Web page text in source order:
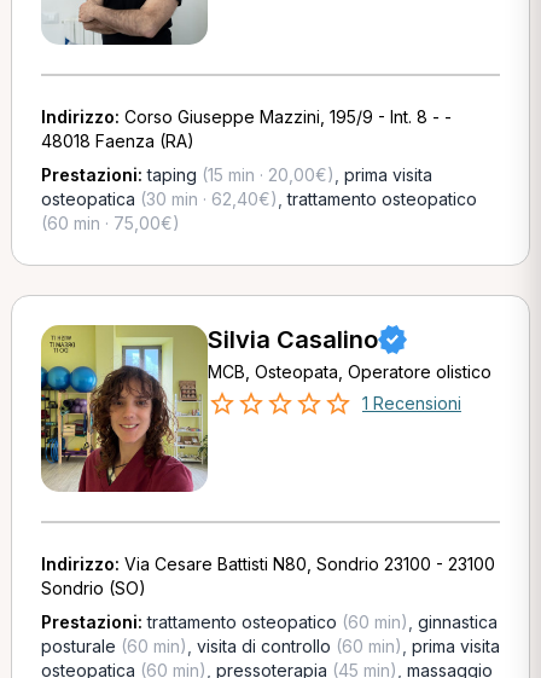
Indirizzo: Corso Giuseppe Mazzini, 195/9 - Int. 8 - -
48018 Faenza (RA)
Prestazioni:taping (15 min · 20,00€) prima visita
osteopatica (30 min · 62,40€) ,trattamento osteopatico
(60 min · 75,00€)
Silvia Casalino
MCB, Osteopata, Operatore olistico
1 Recensioni
Indirizzo: Via Cesare Battisti N80, Sondrio 23100 - 23100
Sondrio (SO)
Prestazioni:trattamento osteopatico (60 min) ginnastica
posturale (60 min) visita di controllo (60 min) prima visita
osteopatica (60 min) pressoterapia (45 min) massaggio